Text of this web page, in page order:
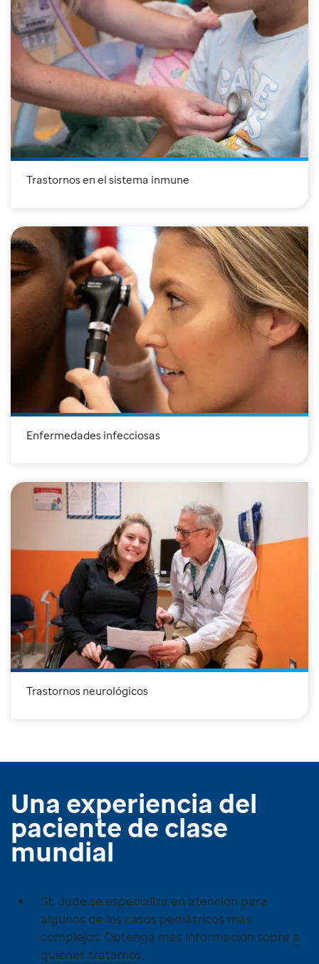
Trastornos en el sistema inmune
Enfermedades infecciosas
Trastornos neurológicos
Una experiencia del
paciente de clase
mundial
St. Jude se especializa en atención para
algunos de los casos pediátricos más
complejos. Obtenga más información sobre a
quiénes tratamos.